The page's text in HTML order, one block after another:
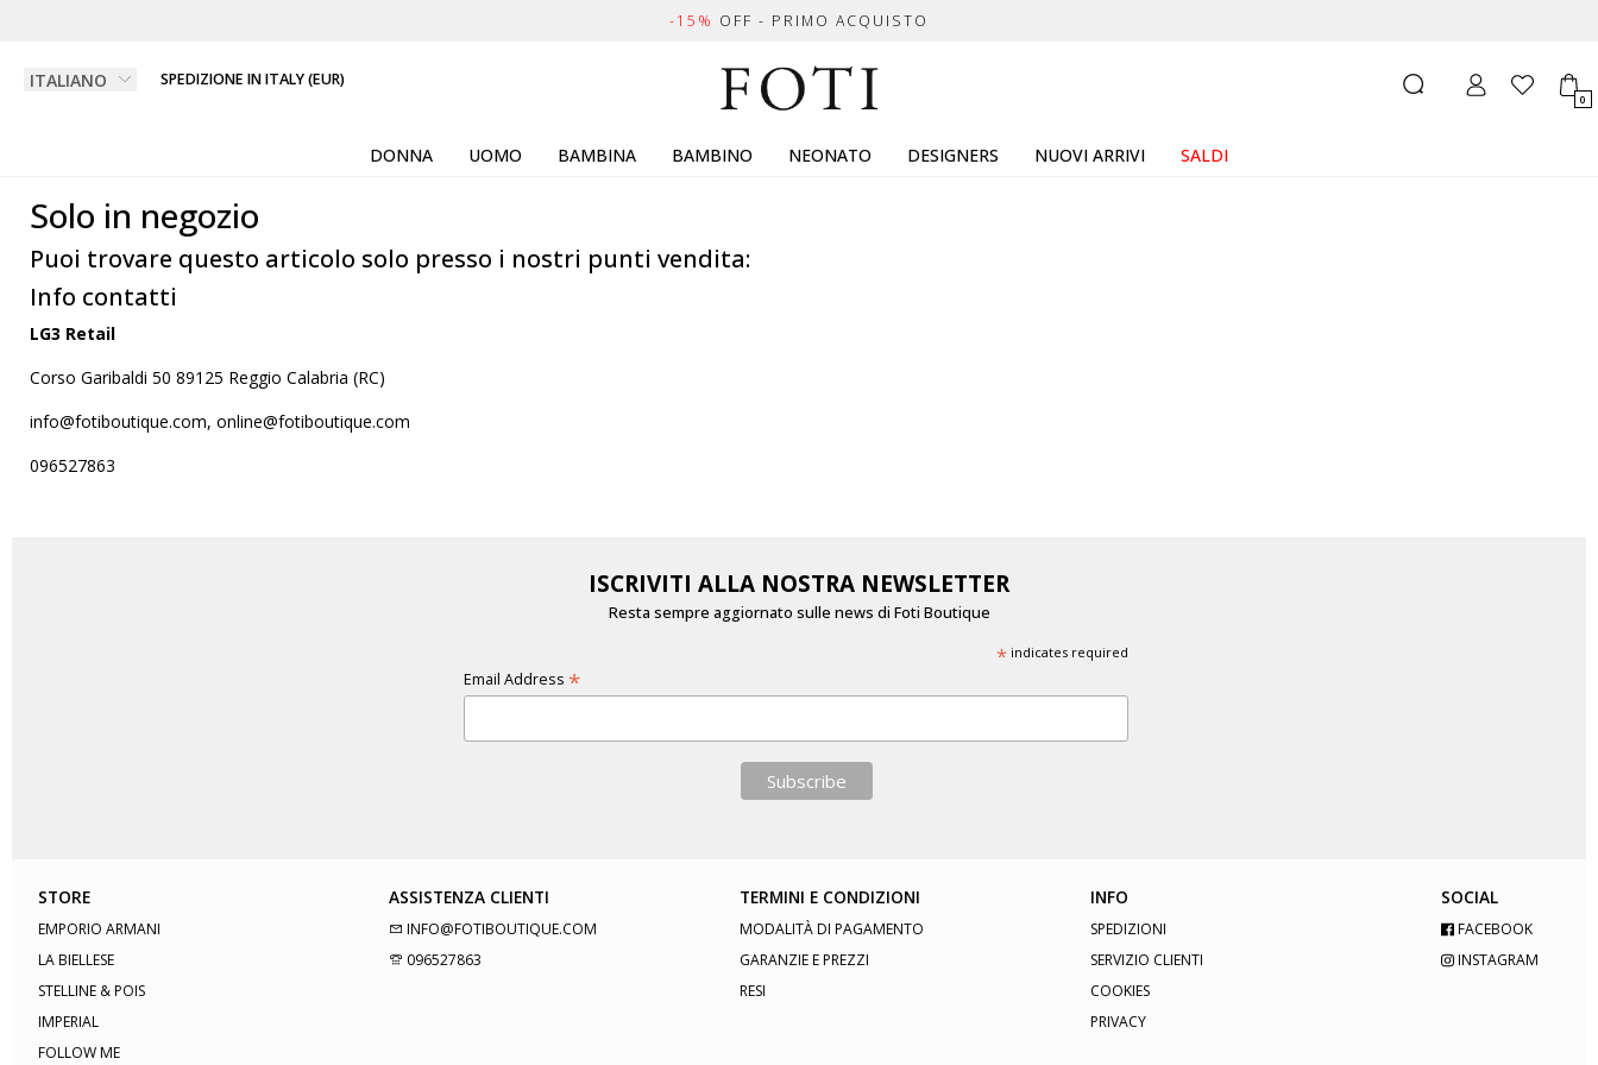
-15% OFF - PRIMO ACQUISTO
SPEDIZIONE IN ITALY (EUR)
0
DONNA UOMO BAMBINA BAMBINO NEONATO DESIGNERS NUOVI ARRIVI SALDI
Solo in negozio
Puoi trovare questo articolo solo presso i nostri punti vendita:
Info contatti
LG3 Retail
Corso Garibaldi 50 89125 Reggio Calabria (RC)
info@fotiboutique.com, online@fotiboutique.com
096527863
ISCRIVITI ALLA NOSTRA NEWSLETTER
Resta sempre aggiornato sulle news di Foti Boutique
*indicates required
Email Address *
STORE
EMPORIO ARMANI
LA BIELLESE
STELLINE & POIS
IMPERIAL
FOLLOW ME
ASSISTENZA CLIENTI
INFO@FOTIBOUTIQUE.COM
096527863
TERMINI E CONDIZIONI
MODALITÀ DI PAGAMENTO
GARANZIE E PREZZI
RESI
INFO
SPEDIZIONI
SERVIZIO CLIENTI
COOKIES
PRIVACY
SOCIAL
FACEBOOK
INSTAGRAM